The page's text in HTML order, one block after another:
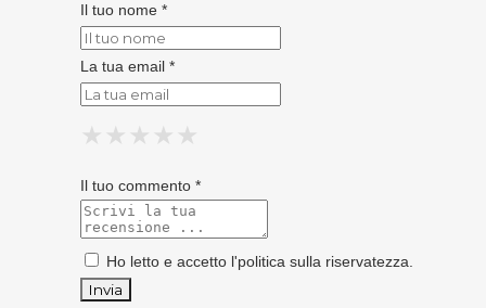
Il tuo nome *
La tua email *
★
★ ★
★ ★ ★
★ ★ ★ ★
★ ★ ★ ★ ★
Il tuo commento *
Ho letto e accetto l'politica sulla riservatezza